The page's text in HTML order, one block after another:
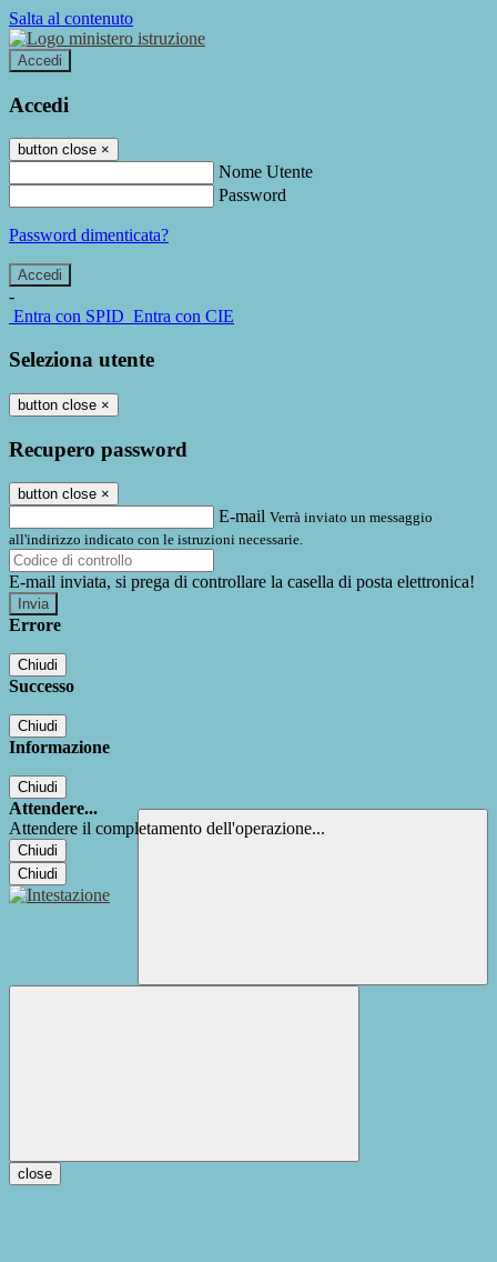
Salta al contenuto
Accedi
Accedi
button close ×
Nome Utente
Password
Password dimenticata?
-
Entra con SPID Entra con CIE
Seleziona utente
button close ×
Recupero password
button close ×
E-mail Verrà inviato un messaggio
all'indirizzo indicato con le istruzioni necessarie.
E-mail inviata, si prega di controllare la casella di posta elettronica!
Errore
Chiudi
Successo
Chiudi
Informazione
Chiudi
Attendere...
Attendere il completamento dell'operazione...
Chiudi
Chiudi
close